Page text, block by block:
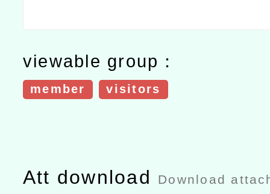
viewable group：
member visitors
Att download Download